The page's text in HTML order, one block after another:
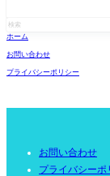
ホーム
お問い合わせ
プライバシーポリシー
お問い合わせ
プライバシーポ